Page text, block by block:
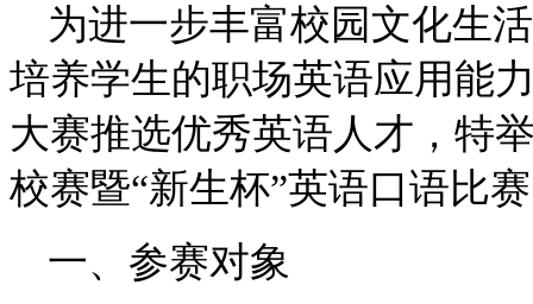
为进一步丰富校园文化生
培养学生的职场英语应用能
大赛推选优秀英语人才，特
校赛暨“新生杯”英语口语比
一、参赛对象